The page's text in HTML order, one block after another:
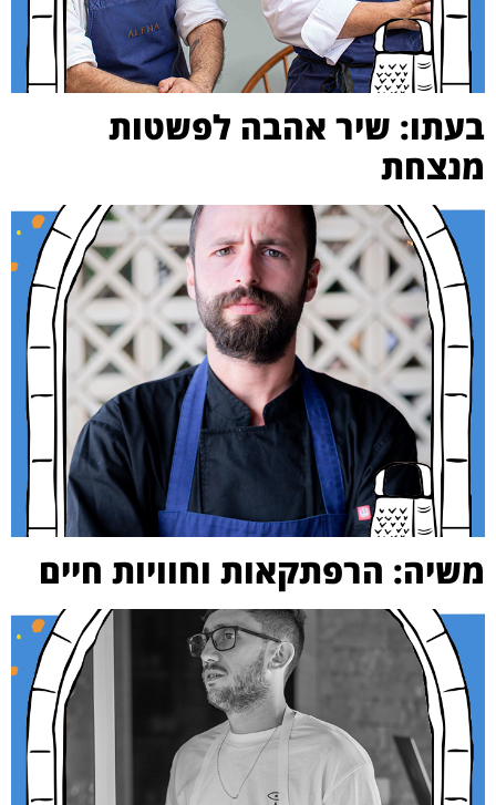
בעתו: שיר אהבה לפשטות
מנצחת
משיה: הרפתקאות וחוויות חיים